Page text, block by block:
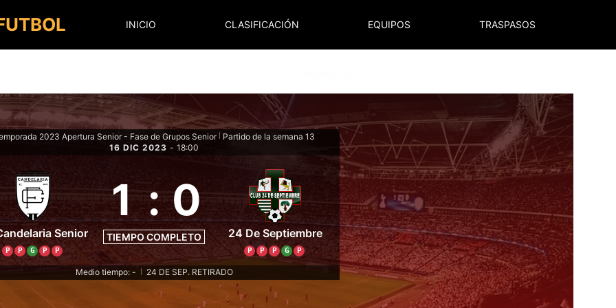
INICIO CLASIFICACIÓN EQUIPOS TRASPASOS
2023 Apertura Senior - Fase de Grupos Senior
Partido de la semana 13
16 DIC 2023 - 18:00
Senior
P P G P P
1 : 0
TIEMPO COMPLETO 24 De Septiembre
P P P G P
Medio tiempo: - 24 DE SEP. RETIRADO